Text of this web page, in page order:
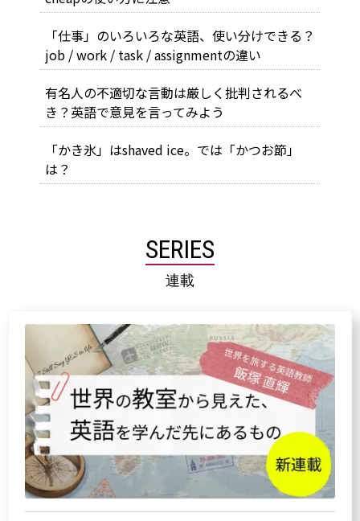
「仕事」のいろいろな英語、使い分けできる？
job / work / task / assignmentの違い
有名人の不適切な言動は厳しく批判されるべ
き？英語で意見を言ってみよう
「かき氷」はshaved ice。では「かつお節」
は？
SERIES
連載